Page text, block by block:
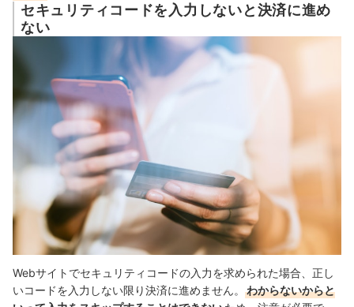
セキュリティコードを入力しないと決済に進め
ない
Webサイトでセキュリティコードの入力を求められた場合、正し
いコードを入力しない限り決済に進めません。
わからないからと